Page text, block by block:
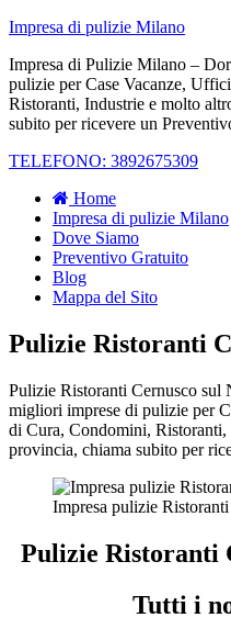
Impresa di pulizie Milano
Impresa di Pulizie Milano –
pulizie per Case Vacanze,
Ristoranti, Industrie e molto
subito per ricevere un
TELEFONO: 3892675309
Home
Impresa di pulizie Milano
Dove Siamo
Preventivo Gratuito
Blog
Mappa del Sito
Pulizie Ristoranti
Pulizie Ristoranti Cernusco
migliori imprese di pulizie per
di Cura, Condomini,
provincia, chiama subito per
Impresa pulizie
Pulizie Ristoranti
Tutti i